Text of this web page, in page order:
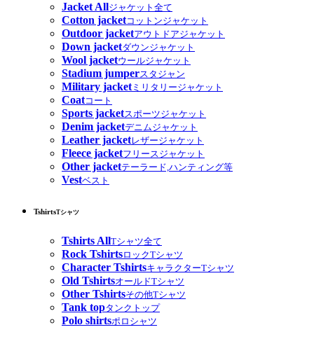
Jacket Allジャケット全て
Cotton jacketコットンジャケット
Outdoor jacketアウトドアジャケット
Down jacketダウンジャケット
Wool jacketウールジャケット
Stadium jumperスタジャン
Military jacketミリタリージャケット
Coatコート
Sports jacketスポーツジャケット
Denim jacketデニムジャケット
Leather jacketレザージャケット
Fleece jacketフリースジャケット
Other jacketテーラード,ハンティング等
Vestベスト
TshirtsTシャツ
Tshirts AllTシャツ全て
Rock TshirtsロックTシャツ
Character TshirtsキャラクターTシャツ
Old TshirtsオールドTシャツ
Other Tshirtsその他Tシャツ
Tank topタンクトップ
Polo shirtsポロシャツ